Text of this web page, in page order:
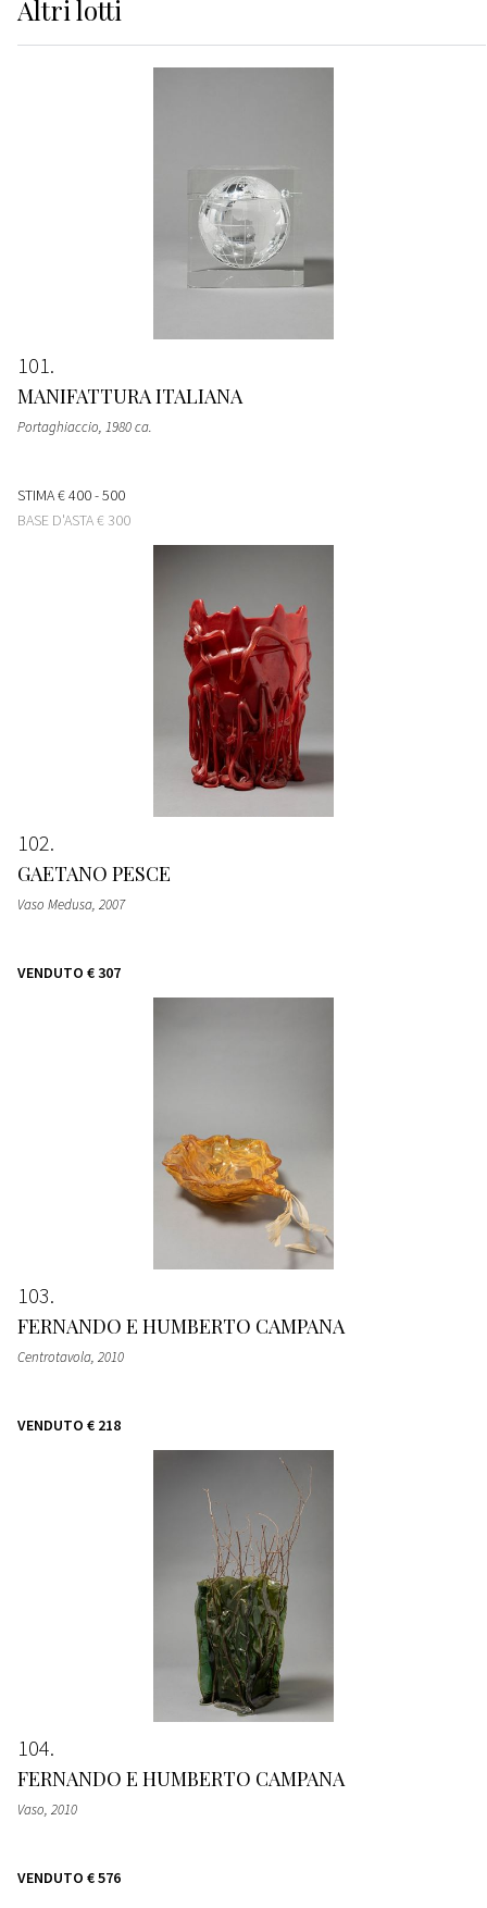
Altrilotti
101
MANIFATTURA ITALIANA
Portaghiaccio, 1980 ca.
STIMA€ 400 - 500
BASE D'ASTA€ 300
102
GAETANO PESCE
Vaso Medusa, 2007
VENDUTO € 307
103
FERNANDO E HUMBERTO CAMPANA
Centrotavola, 2010
VENDUTO € 218
104
FERNANDO E HUMBERTO CAMPANA
Vaso, 2010
VENDUTO € 576